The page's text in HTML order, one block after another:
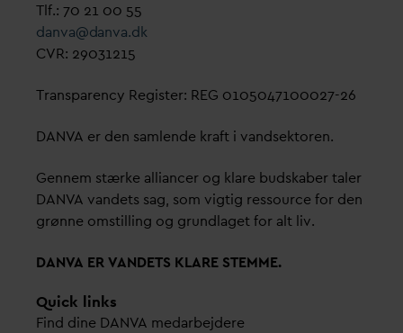
Tlf.: 70 21 00 55
danva@danva.dk
CVR: 29031215
Transparency Register: REG 0105047100027-26
DANVA er den samlende kraft i vandsektoren.
Gennem stærke alliancer og klare budskaber taler
DANVA vandets sag, som vigtig ressource for den
grønne omstilling og grundlaget for alt liv.
DANVA ERVANDETS KLARE STEMME.
Quick links
Find dine DANVA medarbejdere